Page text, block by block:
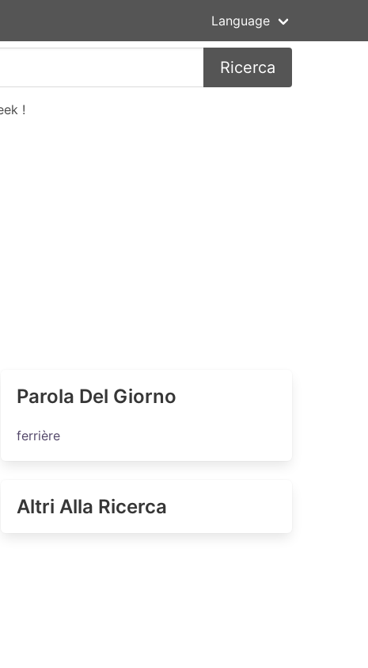
Language
Ricerca
!
Parola Del Giorno
ferrière
Altri Alla Ricerca